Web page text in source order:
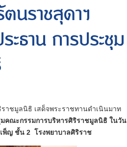
นราชสุดาฯ
ธาน การประชุม
าชมูลนิธิ เสด็จพระราชทานดำเนินมาท
คณะกรรมการบริหารศิริราชมูลนิธิ ในวัน
พ็ญ ชั้น 2 โรงพยาบาลศิริราช